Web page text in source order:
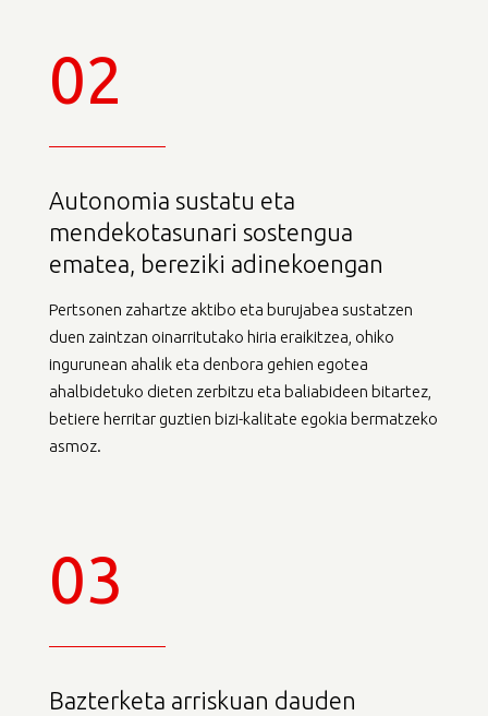
02
Autonomia sustatu eta
mendekotasunari sostengua
ematea, bereziki adinekoengan
Pertsonen zahartze aktibo eta burujabea sustatzen
duen zaintzan oinarritutako hiria eraikitzea, ohiko
ingurunean ahalik eta denbora gehien egotea
ahalbidetuko dieten zerbitzu eta baliabideen bitartez,
betiere herritar guztien bizi-kalitate egokia bermatzeko
asmoz.
03
Bazterketa arriskuan dauden